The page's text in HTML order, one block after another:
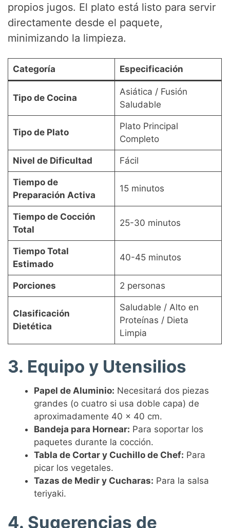
propios jugos. El plato está listo para servir
directamente desde el paquete,
minimizando la limpieza.
Categoría Especificación
Tipo de Cocina
Asiática / Fusión
Saludable
Tipo de Plato
Plato Principal
Completo
Nivel de Dificultad Fácil
Tiempo de
Preparación Activa
15 minutos
Tiempo de Cocción
Total
25-30 minutos
Tiempo Total
Estimado
40-45 minutos
Porciones 2 personas
Clasificación
Dietética
Saludable / Alto en
Proteínas / Dieta
Limpia
3. Equipo y Utensilios
Papel de Aluminio: Necesitará dos piezas
grandes (o cuatro si usa doble capa) de
aproximadamente 40 x 40 cm.
Bandeja para Hornear: Para soportar los
paquetes durante la cocción.
Tabla de Cortar y Cuchillo de Chef: Para
picar los vegetales.
Tazas de Medir y Cucharas: Para la salsa
teriyaki.
4. Sugerencias de